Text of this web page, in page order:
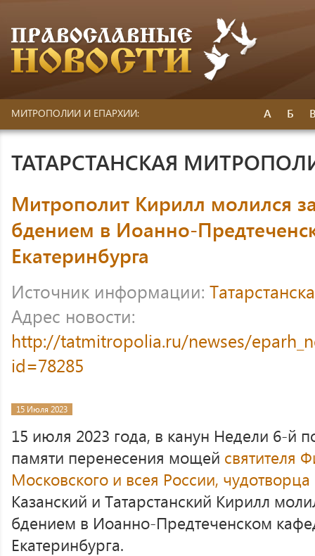
МИТРОПОЛИИ И ЕПАРХИИ: А Б
ТАТАРСТАНСКАЯ
Митрополит Кирилл молился
бдением в Иоанно-
Екатеринбурга
Источник информации:
Адрес новости:
http://tatmitropolia.ru/newses/
id=78285
15 Июля 2023
15 июля 2023 года, в канун Недели 6-й
памяти перенесения мощей святителя
Московского и всея России, чудотворца
Казанский и Татарстанский Кирилл
бдением в Иоанно-Предтеченском
Екатеринбурга.